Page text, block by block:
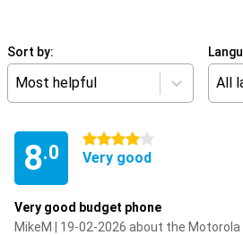
Sort by:
Most helpful All
8.0
4 stars
Very good
Very good budget phone
MikeM | 19-02-2026 about the Motorola